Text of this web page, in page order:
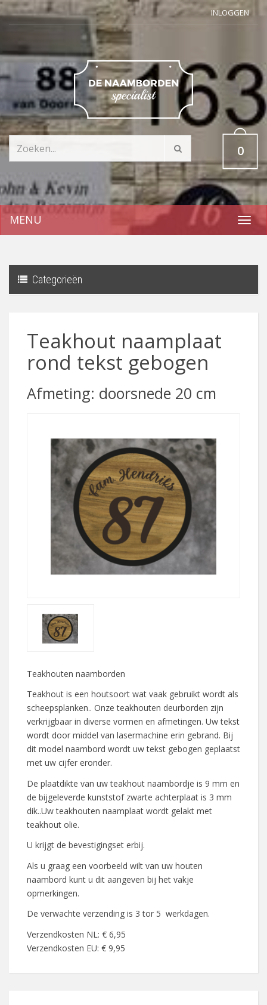
INLOGGEN
0
MENU
Categorieën
Teakhout naamplaat
rond tekst gebogen
Afmeting: doorsnede 20 cm
Teakhouten naamborden
Teakhout is een houtsoort wat vaak gebruikt wordt als
scheepsplanken.. Onze teakhouten deurborden zijn
verkrijgbaar in diverse vormen en afmetingen. Uw tekst
wordt door middel van lasermachine erin gebrand. Bij
dit model naambord wordt uw tekst gebogen geplaatst
met uw cijfer eronder.
De plaatdikte van uw teakhout naambordje is 9 mm en
de bijgeleverde kunststof zwarte achterplaat is 3 mm
dik..Uw teakhouten naamplaat wordt gelakt met
teakhout olie.
U krijgt de bevestigingset erbij.
Als u graag een voorbeeld wilt van uw houten
naambord kunt u dit aangeven bij het vakje
opmerkingen.
De verwachte verzending is 3 tor 5 werkdagen.
Verzendkosten NL: € 6,95
Verzendkosten EU: € 9,95